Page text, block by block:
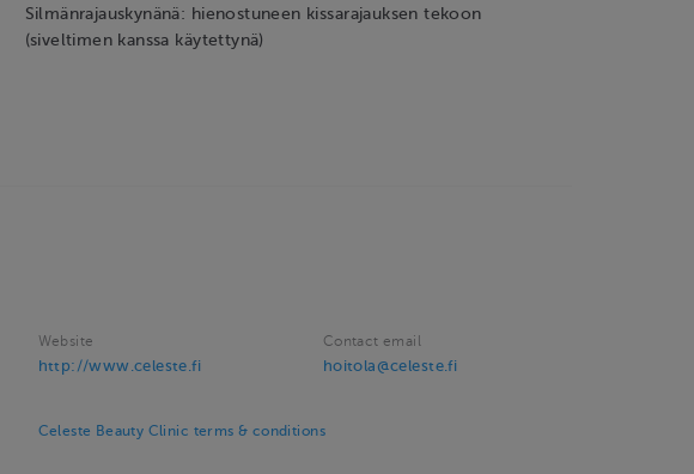
Silmänrajauskynänä: hienostuneen kissarajauksen tekoon
(siveltimen kanssa käytettynä)
Website
http://www.celeste.fi
Contact email
hoitola@celeste.fi
Celeste Beauty Clinic terms & conditions